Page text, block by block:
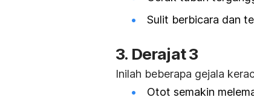
Sulit berbicara dan
3. Derajat 3
Inilah beberapa gejala
Otot semakin